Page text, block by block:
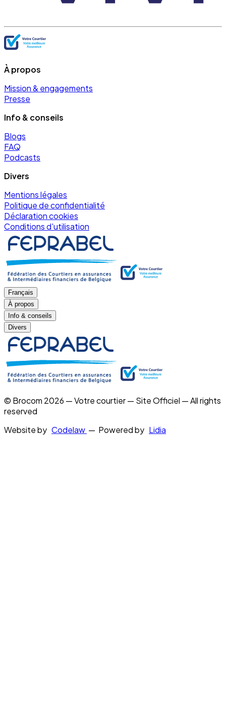
À propos
Mission & engagements
Presse
Info & conseils
Blogs
FAQ
Podcasts
Divers
Mentions légales
Politique de confidentialité
Déclaration cookies
Conditions d'utilisation
Français
À propos
Info & conseils
Divers
© Brocom 2026 — Votre courtier — Site Officiel — All rights
reserved
Website by Codelaw — Powered by Lidia